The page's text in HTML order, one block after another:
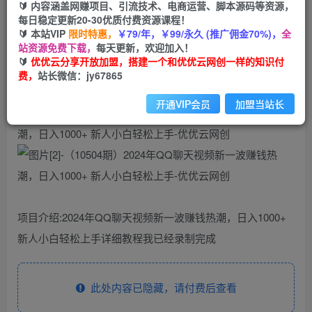
（10504期）2024年QQ聊天视频新一波赚钱热
潮，日入1000+ 新人小白轻松上手
优优云网创
2年前更新
关注 私信
项目介绍:2024年QQ聊天视频新一波赚钱热潮，日入1000+
新人小白轻松上手详细教程我已经录制完成
此处内容已隐藏，请付费后查看
🔰 内容涵盖网赚项目、引流技术、电商运营、脚本源码等资源，
每日稳定更新20-30优质付费资源课程！
🔰 本站VIP 限时特惠， ￥79/年，￥99/永久 (推广佣金70%)， 全
站资源免费下载， 每天更新，欢迎加入！
🔰 优优云分享开放加盟，搭建一个和优优云网创一样的知识付
费， 站长微信：jy67865
开通VIP会员 加盟当站长